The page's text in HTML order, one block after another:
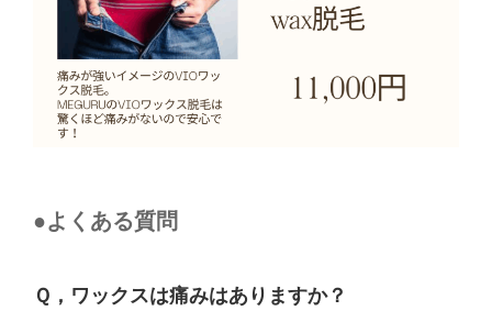
●よくある質問
Ｑ，ワックスは痛みはありますか？